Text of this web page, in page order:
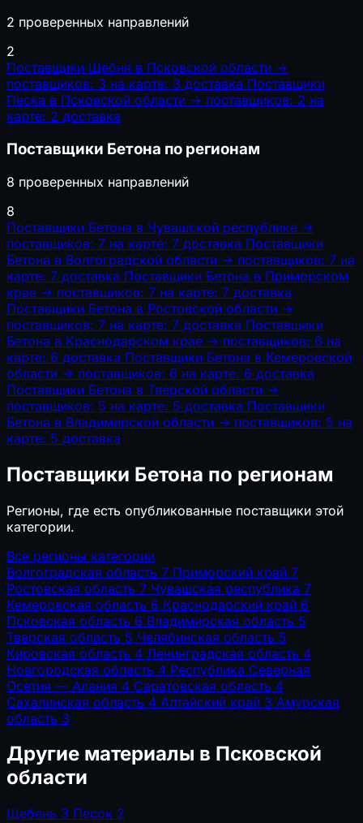
2 проверенных направлений
2
Поставщики Щебня в Псковской области →
поставщиков: 3 на карте: 3 доставка Поставщики
Песка в Псковской области → поставщиков: 2 на
карте: 2 доставка
Поставщики Бетона по регионам
8 проверенных направлений
8
Поставщики Бетона в Чувашской республике →
поставщиков: 7 на карте: 7 доставка Поставщики
Бетона в Волгоградской области → поставщиков: 7 на
карте: 7 доставка Поставщики Бетона в Приморском
крае → поставщиков: 7 на карте: 7 доставка
Поставщики Бетона в Ростовской области →
поставщиков: 7 на карте: 7 доставка Поставщики
Бетона в Краснодарском крае → поставщиков: 6 на
карте: 6 доставка Поставщики Бетона в Кемеровской
области → поставщиков: 6 на карте: 6 доставка
Поставщики Бетона в Тверской области →
поставщиков: 5 на карте: 5 доставка Поставщики
Бетона в Владимирской области → поставщиков: 5 на
карте: 5 доставка
Поставщики Бетона по регионам
Регионы, где есть опубликованные поставщики этой
категории.
Все регионы категории
Волгоградская область 7 Приморский край 7
Ростовская область 7 Чувашская республика 7
Кемеровская область 6 Краснодарский край 6
Псковская область 6 Владимирская область 5
Тверская область 5 Челябинская область 5
Кировская область 4 Ленинградская область 4
Новгородская область 4 Республика Северная
Осетия — Алания 4 Саратовская область 4
Сахалинская область 4 Алтайский край 3 Амурская
область 3
Другие материалы в Псковской
области
Щебень 3 Песок 2